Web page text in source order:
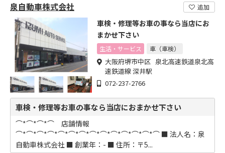
泉自動車株式会社 追加
車検・修理等お車の事なら当店にお
まかせ下さい
生活・サービス 車（車検）
大阪府堺市中区 泉北高速鉄道泉北高
速鉄道線 深井駅
072-237-2766
車検・修理等お車の事なら当店におまかせ下さい
⌒*⌒*⌒*⌒ 店舗情報
⌒*⌒*⌒*⌒*⌒*⌒*⌒*⌒*⌒*⌒*⌒*⌒*⌒*⌒ ■ 法人名：泉
自動車株式会社 ■ 創業年：- ■ 住所：〒5...